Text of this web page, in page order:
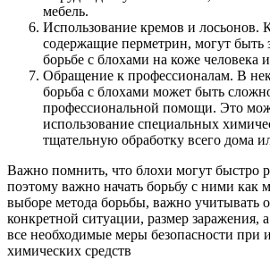
мебель.
Использование кремов и лосьонов.
содержащие перметрин, могут
борьбе с блохами на коже человека
Обращение к профессионалам. В
борьба с блохами может быть
профессиональной помощи. Это
использование специальных
тщательную обработку всего дома
Важно помнить, что блохи могут быстро
поэтому важно начать борьбу с ними как
выборе метода борьбы, важно учитывать
конкретной ситуации, размер заражения,
все необходимые меры безопасности при
химических средств